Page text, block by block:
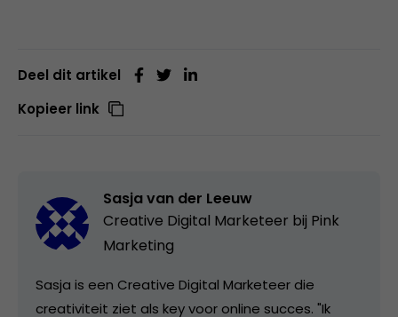
Deel dit artikel
Kopieer link
Sasja van der Leeuw
Creative Digital Marketeer bij Pink
Marketing
Sasja is een Creative Digital Marketeer die
creativiteit ziet als key voor online succes. "Ik